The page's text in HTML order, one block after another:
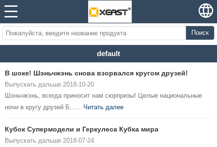
Поиск
default
В шоке! Шэньчжэнь снова взорвался кругом друзей!
Выпускать дальше 2018-10-20
Шэньчжэнь, всегда приносит нам сюрпризы! Целые национальные
ночи в кругу друзей Б...... Читать далее
Кубок Супермодели и Геркулеса Кубка мира
Выпускать дальше 2018-07-24